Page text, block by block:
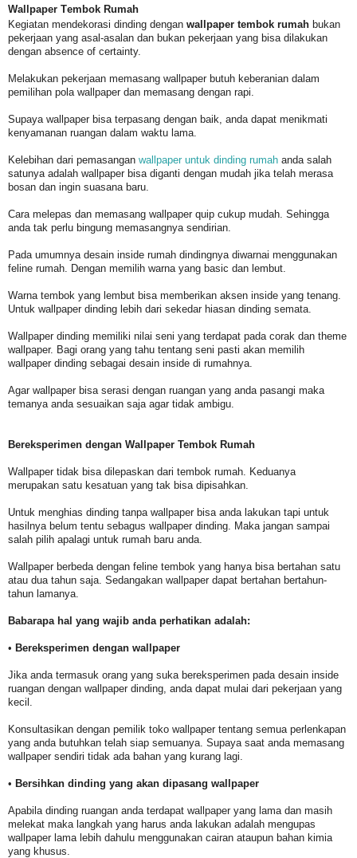
Wallpaper Tembok Rumah
Kegiatan mendekorasi dinding dengan wallpaper tembok rumah bukan
pekerjaan yang asal-asalan dan bukan pekerjaan yang bisa dilakukan
dengan absence of certainty.
Melakukan pekerjaan memasang wallpaper butuh keberanian dalam
pemilihan pola wallpaper dan memasang dengan rapi.
Supaya wallpaper bisa terpasang dengan baik, anda dapat menikmati
kenyamanan ruangan dalam waktu lama.
Kelebihan dari pemasangan wallpaper untuk dinding rumah anda salah
satunya adalah wallpaper bisa diganti dengan mudah jika telah merasa
bosan dan ingin suasana baru.
Cara melepas dan memasang wallpaper quip cukup mudah. Sehingga
anda tak perlu bingung memasangnya sendirian.
Pada umumnya desain inside rumah dindingnya diwarnai menggunakan
feline rumah. Dengan memilih warna yang basic dan lembut.
Warna tembok yang lembut bisa memberikan aksen inside yang tenang.
Untuk wallpaper dinding lebih dari sekedar hiasan dinding semata.
Wallpaper dinding memiliki nilai seni yang terdapat pada corak dan theme
wallpaper. Bagi orang yang tahu tentang seni pasti akan memilih
wallpaper dinding sebagai desain inside di rumahnya.
Agar wallpaper bisa serasi dengan ruangan yang anda pasangi maka
temanya anda sesuaikan saja agar tidak ambigu.
Bereksperimen dengan Wallpaper Tembok Rumah
Wallpaper tidak bisa dilepaskan dari tembok rumah. Keduanya
merupakan satu kesatuan yang tak bisa dipisahkan.
Untuk menghias dinding tanpa wallpaper bisa anda lakukan tapi untuk
hasilnya belum tentu sebagus wallpaper dinding. Maka jangan sampai
salah pilih apalagi untuk rumah baru anda.
Wallpaper berbeda dengan feline tembok yang hanya bisa bertahan satu
atau dua tahun saja. Sedangakan wallpaper dapat bertahan bertahun-
tahun lamanya.
Babarapa hal yang wajib anda perhatikan adalah:
• Bereksperimen dengan wallpaper
Jika anda termasuk orang yang suka bereksperimen pada desain inside
ruangan dengan wallpaper dinding, anda dapat mulai dari pekerjaan yang
kecil.
Konsultasikan dengan pemilik toko wallpaper tentang semua perlenkapan
yang anda butuhkan telah siap semuanya. Supaya saat anda memasang
wallpaper sendiri tidak ada bahan yang kurang lagi.
• Bersihkan dinding yang akan dipasang wallpaper
Apabila dinding ruangan anda terdapat wallpaper yang lama dan masih
melekat maka langkah yang harus anda lakukan adalah mengupas
wallpaper lama lebih dahulu menggunakan cairan ataupun bahan kimia
yang khusus.